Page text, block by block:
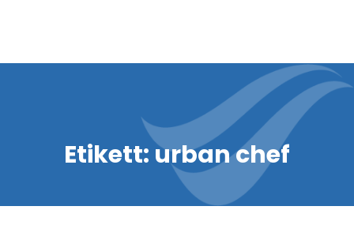
Etikett: urban chef